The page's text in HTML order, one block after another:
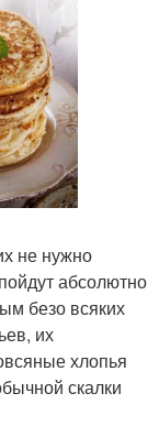
не нужно
абсолютно
безо всяких
их
хлопья
скалки